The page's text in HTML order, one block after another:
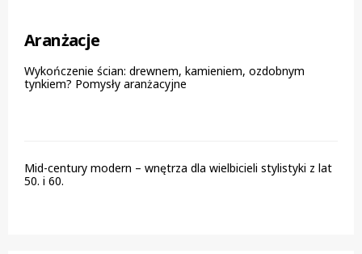
Aranżacje
Wykończenie ścian: drewnem, kamieniem, ozdobnym
tynkiem? Pomysły aranżacyjne
Mid-century modern – wnętrza dla wielbicieli stylistyki z lat
50. i 60.